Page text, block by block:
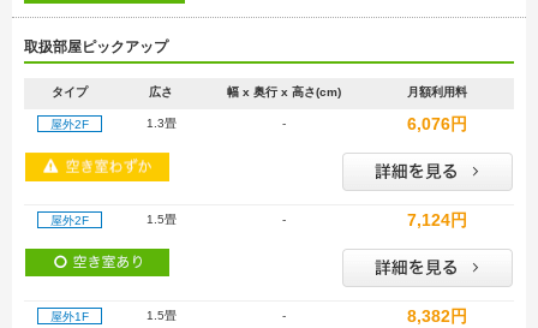
取扱部屋ピックアップ
タイプ 広さ 幅 x 奥行 x 高さ(cm) 月額利用料
屋外2F 1.3畳 - 6,076円
屋外2F 1.5畳 - 7,124円
屋外1F 1.5畳 - 8,382円